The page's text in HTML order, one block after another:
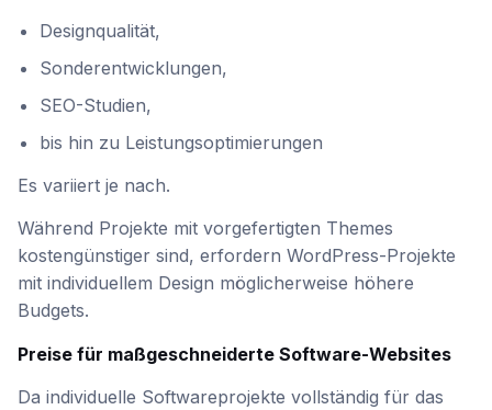
Designqualität,
Sonderentwicklungen,
SEO-Studien,
bis hin zu Leistungsoptimierungen
Es variiert je nach.
Während Projekte mit vorgefertigten Themes
kostengünstiger sind, erfordern WordPress-Projekte
mit individuellem Design möglicherweise höhere
Budgets.
Preise für maßgeschneiderte Software-Websites
Da individuelle Softwareprojekte vollständig für das